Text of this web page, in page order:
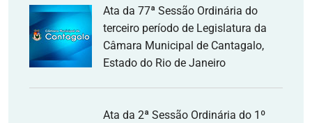
Ata da 77ª Sessão Ordinária do
terceiro período de Legislatura da
Câmara Municipal de Cantagalo,
Estado do Rio de Janeiro
Ata da 2ª Sessão Ordinária do 1º